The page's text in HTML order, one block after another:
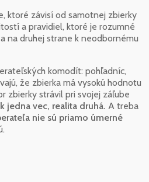
ktoré závisí od samotnej zbierky
a pravidiel, ktoré je rozumné
na druhej strane k neodbornému
komodít: pohľadníc,
že zbierka má vysokú hodnotu
zbierky strávil pri svojej záľube
jedna vec, realita druhá. A treba
nie sú priamo úmerné